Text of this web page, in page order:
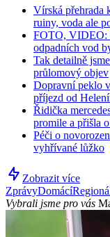
Vírská přehrada
ruiny, voda ale
FOTO, VIDEO:
odpadních vod
Tak detailně
průlomový objev
Dopravní peklo
příjezd od
Řidička
promile a přišla
Péči o
vyhřívané lůžko
Zobrazit více
ZprávyDomácí
Vybrali jsme pro vás